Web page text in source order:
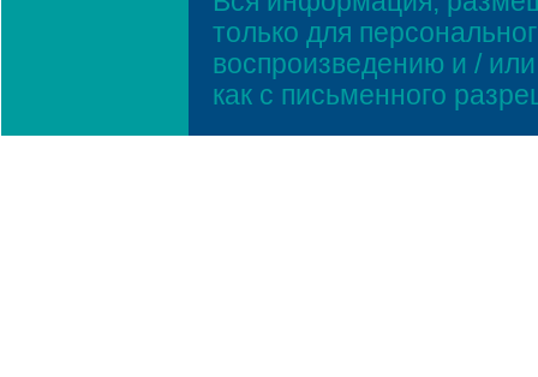
только для
воспроизведению и /
как с письменного